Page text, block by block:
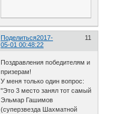
Поделиться 11
2017-
05-01 00:48:22
Поздравления победителям и
призерам!
У меня только один вопрос:
"Это 3 место занял тот самый
Эльмар Гашимов
(суперзвезда Шахматной